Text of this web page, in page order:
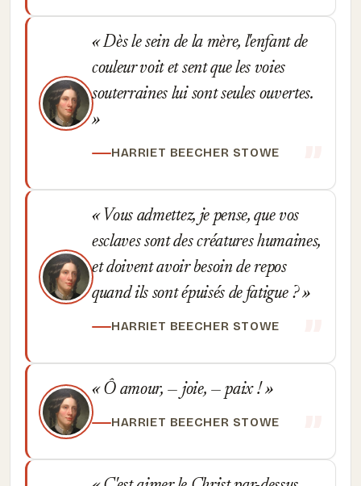
Dès le sein de la mère, l'enfant de
couleur voit et sent que les voies
souterraines lui sont seules ouvertes.
HARRIET BEECHER STOWE
Vous admettez, je pense, que vos
esclaves sont des créatures humaines,
et doivent avoir besoin de repos
quand ils sont épuisés de fatigue ?
HARRIET BEECHER STOWE
Ô amour, — joie, — paix !
HARRIET BEECHER STOWE